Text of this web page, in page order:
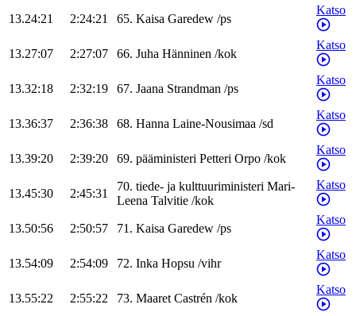
13.24:21 2:24:21 65. Kaisa Garedew /ps
Katso
13.27:07 2:27:07 66. Juha Hänninen /kok
Katso
13.32:18 2:32:19 67. Jaana Strandman /ps
Katso
13.36:37 2:36:38 68. Hanna Laine-Nousimaa /sd
Katso
13.39:20 2:39:20 69. pääministeri Petteri Orpo /kok
Katso
13.45:30 2:45:31
70. tiede- ja kulttuuriministeri Mari-
Leena Talvitie /kok
Katso
13.50:56 2:50:57 71. Kaisa Garedew /ps
Katso
13.54:09 2:54:09 72. Inka Hopsu /vihr
Katso
13.55:22 2:55:22 73. Maaret Castrén /kok
Katso